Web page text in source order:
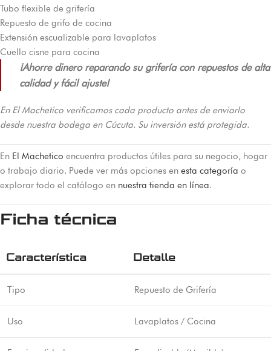
Tubo flexible de grifería
Repuesto de grifo de cocina
Extensión escualizable para lavaplatos
Cuello cisne para cocina
¡Ahorre dinero reparando su grifería con repuestos de alta
calidad y fácil ajuste!
En El Machetico verificamos cada producto antes de enviarlo
desde nuestra bodega en Cúcuta. Su inversión está protegida.
En El Machetico encuentra productos útiles para su negocio, hogar
o trabajo diario. Puede ver más opciones en esta categoría o
explorar todo el catálogo en nuestra tienda en línea.
Ficha técnica
Característica Detalle
Tipo Repuesto de Grifería
Uso Lavaplatos / Cocina